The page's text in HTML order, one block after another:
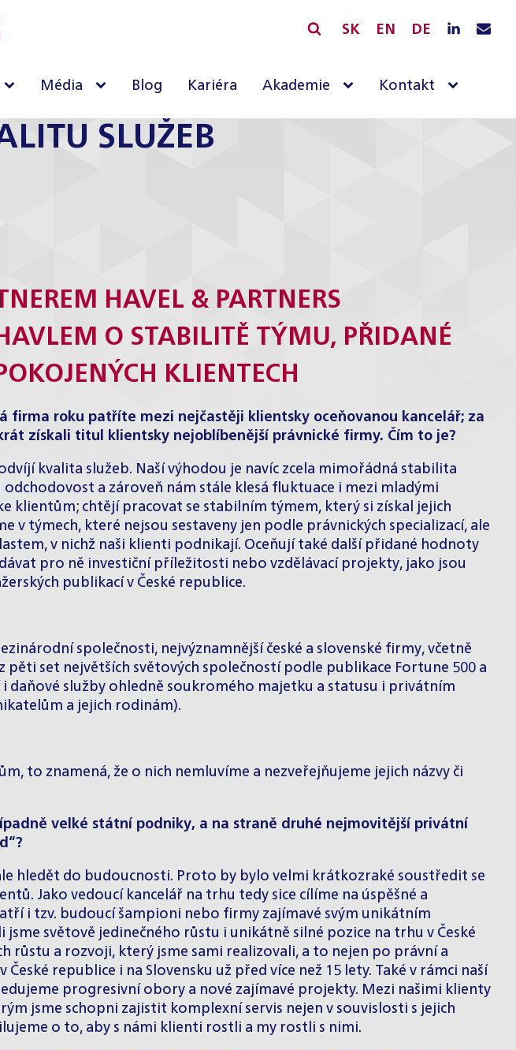
SK EN DE
Média Blog Kariéra Akademie Kontakt
SLUŽEB
HAVEL & PARTNERS
O STABILITĚ TÝMU, PŘIDANÉ
KLIENTECH
firma roku patříte mezi nejčastěji klientsky oceňovanou kancelář; za
získali titul klientsky nejoblíbenější právnické firmy. Čím to je?
kvalita služeb. Naší výhodou je navíc zcela mimořádná stabilita
a zároveň nám stále klesá fluktuace i mezi mladými
klientům; chtějí pracovat se stabilním týmem, který si získal jejich
v týmech, které nejsou sestaveny jen podle právnických specializací, ale
v nichž naši klienti podnikají. Oceňují také další přidané hodnoty
pro ně investiční příležitosti nebo vzdělávací projekty, jako jsou
publikací v České republice.
společnosti, nejvýznamnější české a slovenské firmy, včetně
set největších světových společností podle publikace Fortune 500 a
daňové služby ohledně soukromého majetku a statusu i privátním
a jejich rodinám).
to znamená, že o nich nemluvíme a nezveřejňujeme jejich názvy či
velké státní podniky, a na straně druhé nejmovitější privátní
hledět do budoucnosti. Proto by bylo velmi krátkozraké soustředit se
Jako vedoucí kancelář na trhu tedy sice cílíme na úspěšné a
i tzv. budoucí šampioni nebo firmy zajímavé svým unikátním
světově jedinečného růstu i unikátně silné pozice na trhu v České
a rozvoji, který jsme sami realizovali, a to nejen po právní a
republice i na Slovensku už před více než 15 lety. Také v rámci naší
progresivní obory a nové zajímavé projekty. Mezi našimi klienty
jsme schopni zajistit komplexní servis nejen v souvislosti s jejich
o to, aby s námi klienti rostli a my rostli s nimi.